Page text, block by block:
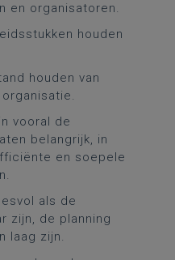
en organisatoren.
houden
houden van
vooral de
belangrijk, in
en soepele
als de
zijn, de planning
laag zijn.